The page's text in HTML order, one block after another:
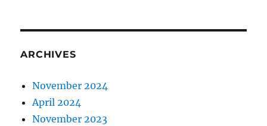
ARCHIVES
November 2024
April 2024
November 2023